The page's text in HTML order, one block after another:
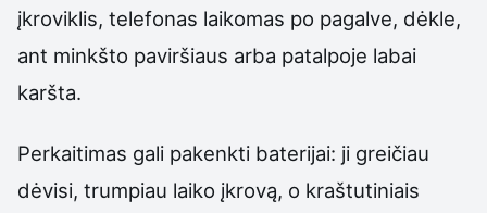
įkroviklis, telefonas laikomas po pagalve, dėkle,
ant minkšto paviršiaus arba patalpoje labai
karšta.
Perkaitimas gali pakenkti baterijai: ji greičiau
dėvisi, trumpiau laiko įkrovą, o kraštutiniais